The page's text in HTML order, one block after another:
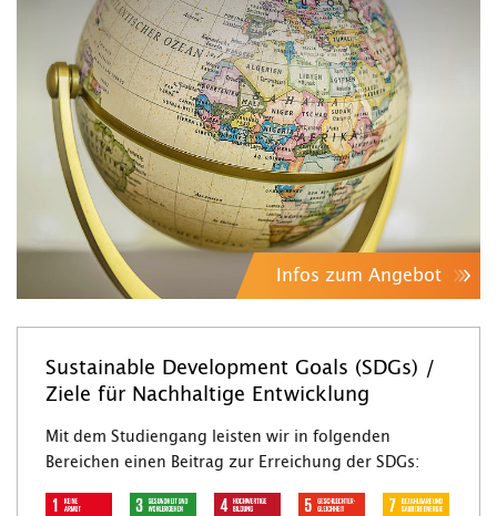
Infos zum Angebot
Sustainable Development Goals (SDGs) /
Ziele für Nachhaltige Entwicklung
Mit dem Studiengang leisten wir in folgenden
Bereichen einen Beitrag zur Erreichung der SDGs: